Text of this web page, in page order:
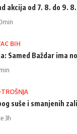
akcija od 7. 8. do 9. 8.
BIH
Samed Baždar ima
suše i smanjenih
3h